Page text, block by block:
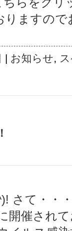
りますの
| お知らせ,
さて・・
開催され